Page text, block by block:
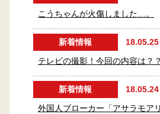
こうちゃんが火傷しました…。
新着情報 18.05.25
テレビの撮影！今回の内容は？？
新着情報 18.05.24
外国人ブローカー「アサラモア